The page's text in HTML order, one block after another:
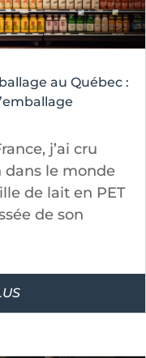
au Québec :
j’ai cru
le monde
de lait en PET
de son